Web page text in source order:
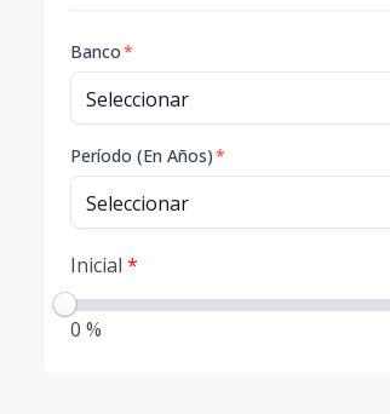
Banco*
Período (En Años)*
Inicial *
0 %